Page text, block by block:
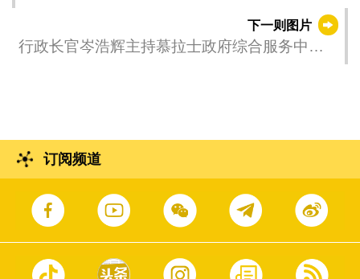
华人民共和国成立76周年、澳门特别行政区成
立26周年、澳门归侨总会成立57周年联欢晚
宴。
下一则图片
行政长官岑浩辉主持慕拉士政府综合服务中心
订阅频道